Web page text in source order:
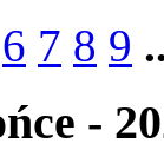
6 7 8 9
-